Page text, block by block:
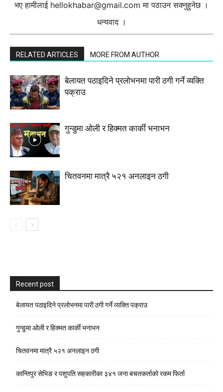
भए हामीलाई hellokhabar@gmail.com मा पठाउन सक्नुहुनेछ ।
धन्यवाद ।
RELATED ARTICLES MORE FROM AUTHOR
बेलायत पठाइदिने प्रलाेभनमा पारी ठगी गर्ने व्यक्ति
पक्राउ
गुन्डुमा ओली र हिक्मत कार्की भनाभन
चितवनमा मात्रै ५२१ अनलाइन ठगी
Recent post
बेलायत पठाइदिने प्रलाेभनमा पारी ठगी गर्ने व्यक्ति पक्राउ
गुन्डुमा ओली र हिक्मत कार्की भनाभन
चितवनमा मात्रै ५२१ अनलाइन ठगी
कान्तिपुर सेभिङ र पशुपति सहकारीका ३४१ जना बचतकर्ताको रकम फिर्ता